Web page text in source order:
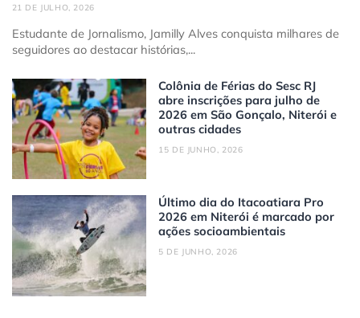
21 DE JULHO, 2026
Estudante de Jornalismo, Jamilly Alves conquista milhares de
seguidores ao destacar histórias,...
Colônia de Férias do Sesc RJ
abre inscrições para julho de
2026 em São Gonçalo, Niterói e
outras cidades
15 DE JUNHO, 2026
Último dia do Itacoatiara Pro
2026 em Niterói é marcado por
ações socioambientais
5 DE JUNHO, 2026